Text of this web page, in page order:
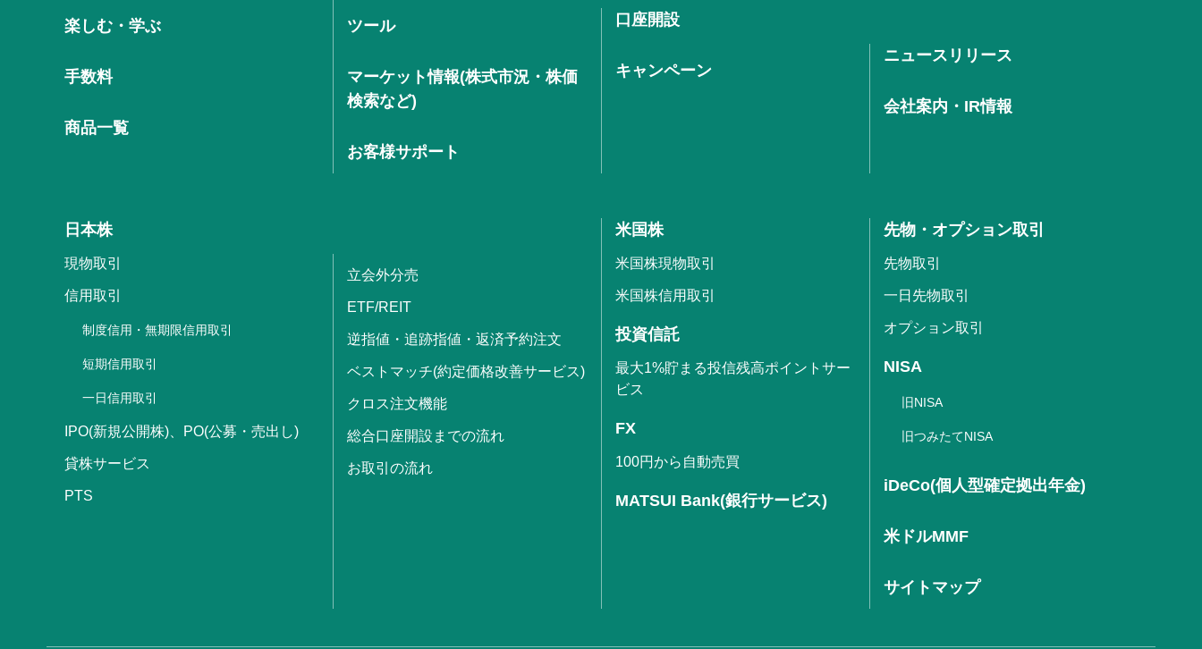
楽しむ・学ぶ
手数料
商品一覧
ツール
マーケット情報(株式市況・株価
検索など)
お客様サポート
口座開設
キャンペーン
ニュースリリース
会社案内・IR情報
日本株
現物取引
信用取引
制度信用・無期限信用取引
短期信用取引
一日信用取引
IPO(新規公開株)、PO(公募・売出し)
貸株サービス
PTS
立会外分売
ETF/REIT
逆指値・追跡指値・返済予約注文
ベストマッチ(約定価格改善サービス)
クロス注文機能
総合口座開設までの流れ
お取引の流れ
米国株
米国株現物取引
米国株信用取引
投資信託
最大1%貯まる投信残高ポイントサー
ビス
FX
100円から自動売買
MATSUI Bank(銀行サービス)
先物・オプション取引
先物取引
一日先物取引
オプション取引
NISA
旧NISA
旧つみたてNISA
iDeCo(個人型確定拠出年金)
米ドルMMF
サイトマップ